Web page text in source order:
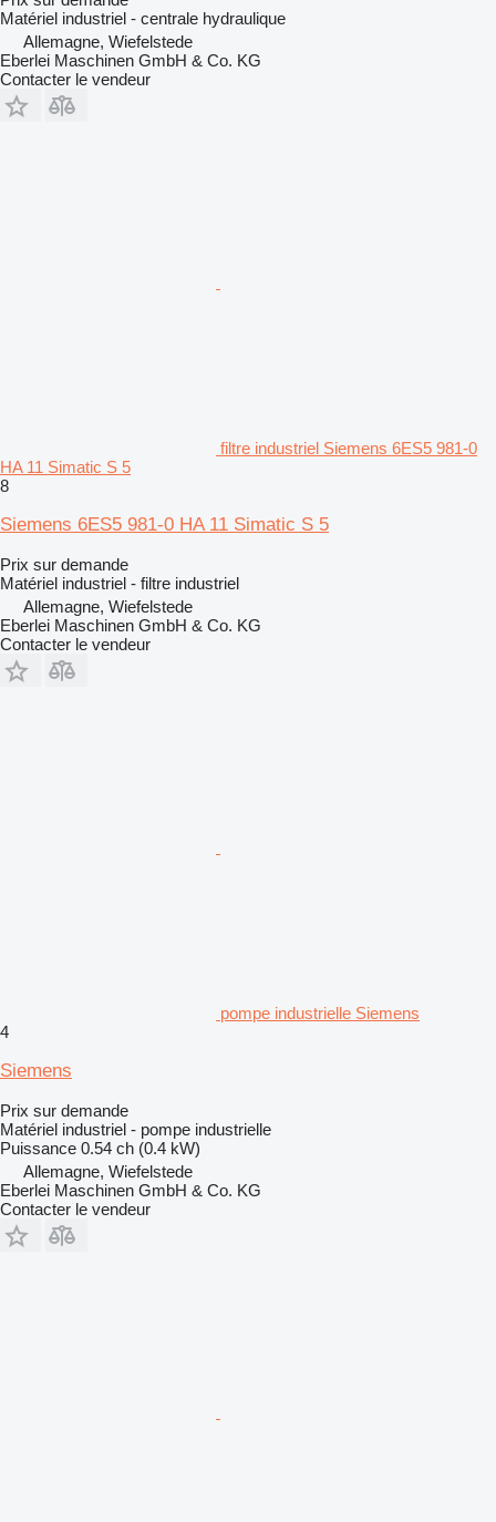
Matériel industriel - centrale hydraulique
Allemagne, Wiefelstede
Eberlei Maschinen GmbH & Co. KG
Contacter le vendeur
filtre industriel Siemens 6ES5 981-0
HA 11 Simatic S 5
8
Siemens 6ES5 981-0 HA 11 Simatic S 5
Prix sur demande
Matériel industriel - filtre industriel
Allemagne, Wiefelstede
Eberlei Maschinen GmbH & Co. KG
Contacter le vendeur
pompe industrielle Siemens
4
Siemens
Prix sur demande
Matériel industriel - pompe industrielle
Puissance 0.54 ch (0.4 kW)
Allemagne, Wiefelstede
Eberlei Maschinen GmbH & Co. KG
Contacter le vendeur